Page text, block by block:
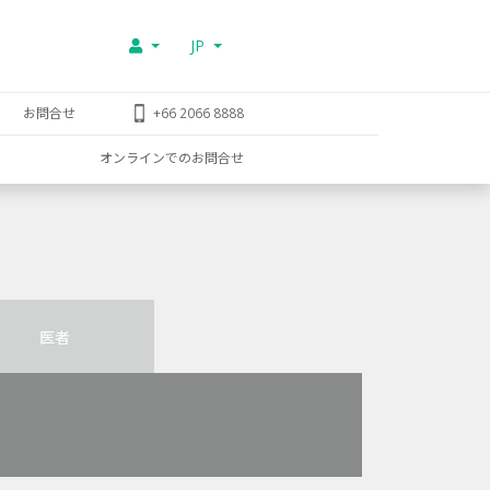
JP
お問合せ +66 2066 8888
オンラインでのお問合せ
医者